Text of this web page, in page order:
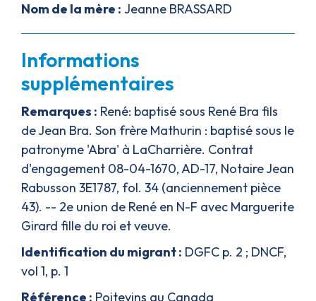
Nom de la mère : Jeanne BRASSARD
Informations
supplémentaires
Remarques : René: baptisé sous René Bra fils
de Jean Bra. Son frère Mathurin : baptisé sous le
patronyme 'Abra' à LaCharrière. Contrat
d'engagement 08-04-1670, AD-17, Notaire Jean
Rabusson 3E1787, fol. 34 (anciennement pièce
43). -- 2e union de René en N-F avec Marguerite
Girard fille du roi et veuve.
Identification du migrant : DGFC p. 2 ; DNCF,
vol 1, p. 1
Référence : Poitevins au Canada